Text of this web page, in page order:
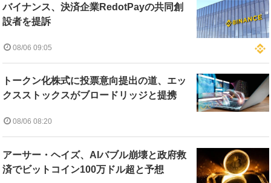
バイナンス、決済企業RedotPayの共同創
設者を提訴
08/06 09:05
トークン化株式に投票意向提出の道、エッ
クスストックスがブロードリッジと提携
08/06 08:20
アーサー・ヘイズ、AIバブル崩壊と政府救
済でビットコイン100万ドル超と予想